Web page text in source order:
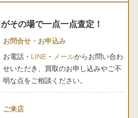
その場で一点一点査定！
お問合せ・お申込み
お電話・ LINE・ メールからお問い合わ
せいただき、買取のお申し込みやご不
明な点をご相談ください。
ご来店